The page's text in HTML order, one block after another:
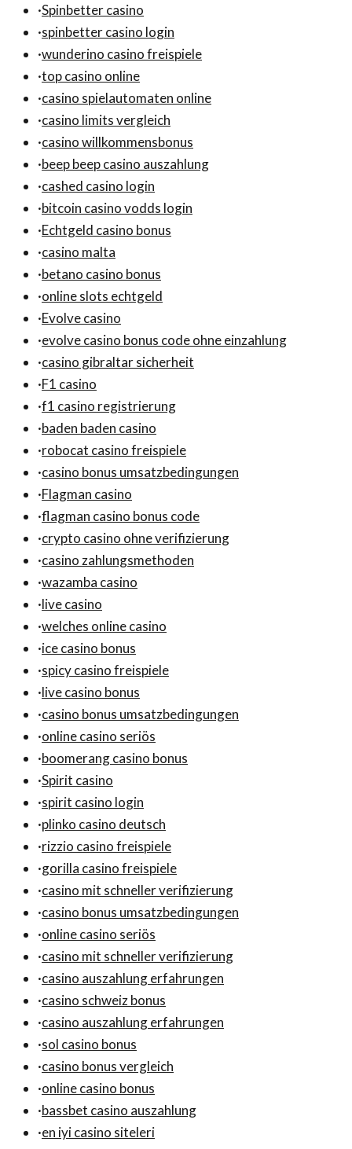
·Spinbetter casino
·spinbetter casino login
·wunderino casino freispiele
·top casino online
·casino spielautomaten online
·casino limits vergleich
·casino willkommensbonus
·beep beep casino auszahlung
·cashed casino login
·bitcoin casino vodds login
·Echtgeld casino bonus
·casino malta
·betano casino bonus
·online slots echtgeld
·Evolve casino
·evolve casino bonus code ohne einzahlung
·casino gibraltar sicherheit
·F1 casino
·f1 casino registrierung
·baden baden casino
·robocat casino freispiele
·casino bonus umsatzbedingungen
·Flagman casino
·flagman casino bonus code
·crypto casino ohne verifizierung
·casino zahlungsmethoden
·wazamba casino
·live casino
·welches online casino
·ice casino bonus
·spicy casino freispiele
·live casino bonus
·casino bonus umsatzbedingungen
·online casino seriös
·boomerang casino bonus
·Spirit casino
·spirit casino login
·plinko casino deutsch
·rizzio casino freispiele
·gorilla casino freispiele
·casino mit schneller verifizierung
·casino bonus umsatzbedingungen
·online casino seriös
·casino mit schneller verifizierung
·casino auszahlung erfahrungen
·casino schweiz bonus
·casino auszahlung erfahrungen
·sol casino bonus
·casino bonus vergleich
·online casino bonus
·bassbet casino auszahlung
·en iyi casino siteleri